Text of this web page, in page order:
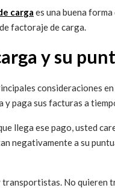
carga es una buena
factoraje de carga.
y su
consideraciones
paga sus facturas a
llega ese pago, usted
negativamente a su
No quieren